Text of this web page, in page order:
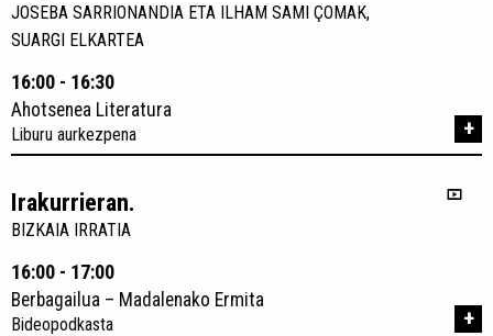
JOSEBA SARRIONANDIA ETA ILHAM SAMI ÇOMAK,
SUARGI ELKARTEA
16:00 - 16:30
Ahotsenea Literatura
Liburu aurkezpena +
Irakurrieran.
BIZKAIA IRRATIA
16:00 - 17:00
Berbagailua – Madalenako Ermita
Bideopodkasta +